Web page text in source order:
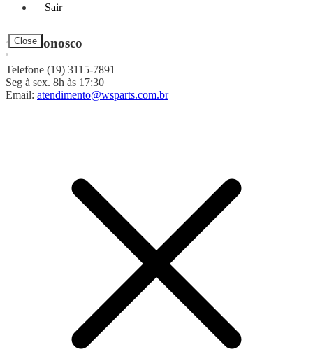
Sair
Close
Fale Conosco
Telefone (19) 3115-7891
Seg à sex. 8h às 17:30
Email: atendimento@wsparts.com.br